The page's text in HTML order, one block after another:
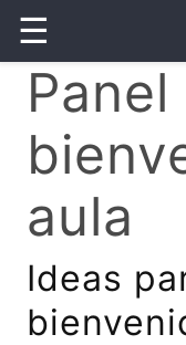
☰
aula
Ideas